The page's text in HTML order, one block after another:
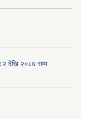
देखि २०८७ सम्म